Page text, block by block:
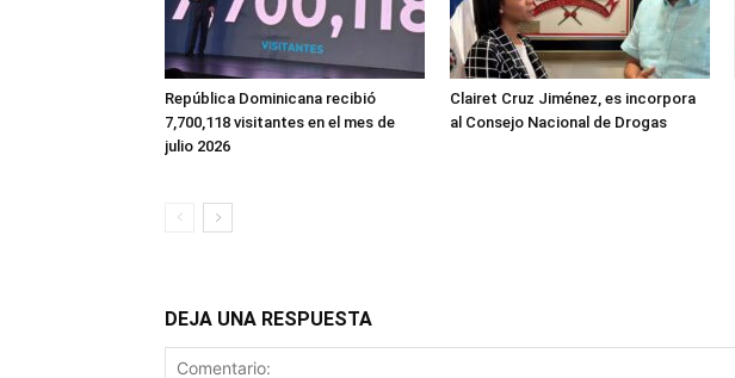
República Dominicana recibió
7,700,118 visitantes en el mes de
julio 2026
Clairet Cruz Jiménez, es incorpora
al Consejo Nacional de Drogas
DEJA UNA RESPUESTA